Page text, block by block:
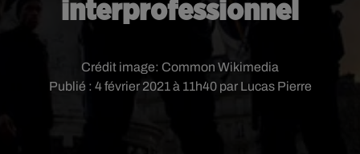
interprofessionnel
Publié : 4 février 2021 à 11h40 par Lucas Pierre
Crédit image: Common Wikimedia